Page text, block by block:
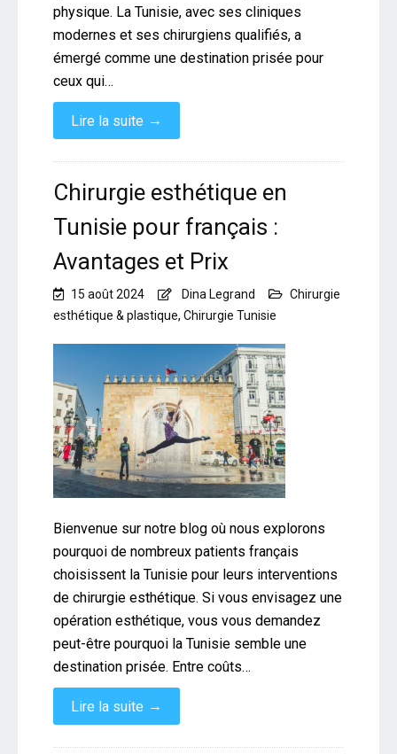
physique. La Tunisie, avec ses cliniques
modernes et ses chirurgiens qualifiés, a
émergé comme une destination prisée pour
ceux qui…
Lire la suite →
Chirurgie esthétique en
Tunisie pour français :
Avantages et Prix
15 août 2024 Dina Legrand
Chirurgie
esthétique & plastique, Chirurgie Tunisie
Bienvenue sur notre blog où nous explorons
pourquoi de nombreux patients français
choisissent la Tunisie pour leurs interventions
de chirurgie esthétique. Si vous envisagez une
opération esthétique, vous vous demandez
peut-être pourquoi la Tunisie semble une
destination prisée. Entre coûts…
Lire la suite →